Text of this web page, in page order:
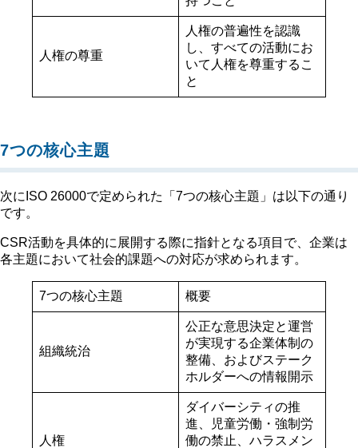
人権の尊重
人権の普遍性を認識
し、すべての活動にお
いて人権を尊重するこ
と
7つの核心主題
次にISO 26000で定められた「7つの核心主題」は以下の通り
です。
CSR活動を具体的に展開する際に指針となる項目で、企業は
各主題において社会的課題への対応が求められます。
7つの核心主題 概要
組織統治
公正な意思決定と運営
が実現する企業体制の
整備、およびステーク
ホルダーへの情報開示
人権
ダイバーシティの推
進、児童労働・強制労
働の禁止、ハラスメン